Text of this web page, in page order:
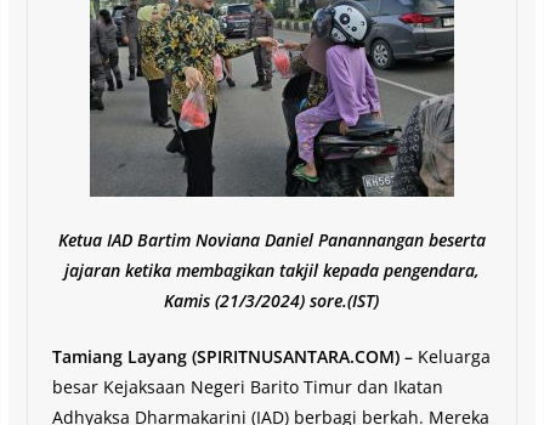
Ketua IAD Bartim Noviana Daniel Panannangan beserta
jajaran ketika membagikan takjil kepada pengendara,
Kamis (21/3/2024) sore.(IST)
Tamiang Layang (SPIRITNUSANTARA.COM) –Keluarga
besar Kejaksaan Negeri Barito Timur dan Ikatan
Adhyaksa Dharmakarini (IAD) berbagi berkah. Mereka